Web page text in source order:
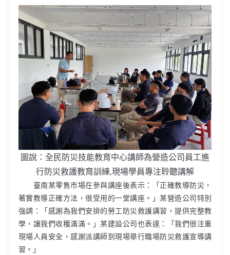
圖說：全民防災技能教育中心講師為營造公司員工進
行防災救護教育訓練,現場學員專注聆聽講解
臺南某零售市場在參與講座後表示：「正確教導防災，
著實教導正確方法，很受用的一堂講座。」某營造公司特別
強調：「感謝為我們安排的勞工防災救護講習，提供完整教
學，讓我們收穫滿滿。」某建設公司也表達：「我們很注重
現場人員安全，感謝派講師到現場舉行職場防災救護宣導講
習。」